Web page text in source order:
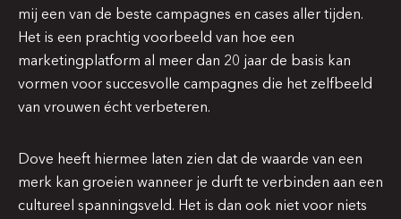
mij een van de beste campagnes en cases aller tijden.
Het is een prachtig voorbeeld van hoe een
marketingplatform al meer dan 20 jaar de basis kan
vormen voor succesvolle campagnes die het zelfbeeld
van vrouwen écht verbeteren.
Dove heeft hiermee laten zien dat de waarde van een
merk kan groeien wanneer je durft te verbinden aan een
cultureel spanningsveld. Het is dan ook niet voor niets